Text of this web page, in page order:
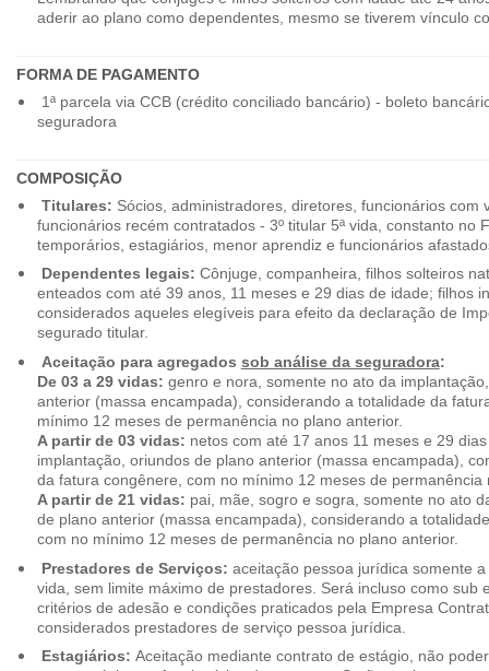
aderir ao plano como dependentes, mesmo se tiverem vínculo
FORMA DE PAGAMENTO
1ª parcela via CCB (crédito conciliado bancário) - boleto
seguradora
COMPOSIÇÃO
Titulares: Sócios, administradores, diretores, funcionários com
funcionários recém contratados - 3º titular 5ª vida, constanto no
temporários, estagiários, menor aprendiz e funcionários
Dependentes legais: Cônjuge, companheira, filhos solteiros
enteados com até 39 anos, 11 meses e 29 dias de idade; filhos
considerados aqueles elegíveis para efeito da declaração de
segurado titular.
Aceitação para agregados sob análise da seguradora:
De 03 a 29 vidas: genro e nora, somente no ato da
anterior (massa encampada), considerando a totalidade da
mínimo 12 meses de permanência no plano anterior.
A partir de 03 vidas: netos com até 17 anos 11 meses e 29
implantação, oriundos de plano anterior (massa encampada),
da fatura congênere, com no mínimo 12 meses de permanência
A partir de 21 vidas: pai, mãe, sogro e sogra, somente no ato
de plano anterior (massa encampada), considerando a
com no mínimo 12 meses de permanência no plano anterior.
Prestadores de Serviços: aceitação pessoa jurídica somente a
vida, sem limite máximo de prestadores. Será incluso como sub
critérios de adesão e condições praticados pela Empresa
considerados prestadores de serviço pessoa jurídica.
Estagiários: Aceitação mediante contrato de estágio, não